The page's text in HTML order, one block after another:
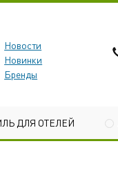
Новости
Новинки
Бренды
ДЛЯ ОТЕЛЕЙ